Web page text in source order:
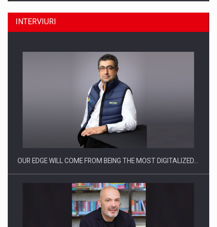
CEO Conference - Shaping The Future - Technology and…
INTERVIURI
OUR EDGE WILL COME FROM BEING THE MOST DIGITALIZED…